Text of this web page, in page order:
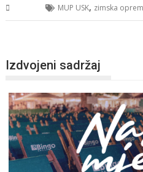
MUP USK, zimska
Izdvojeni sadržaj